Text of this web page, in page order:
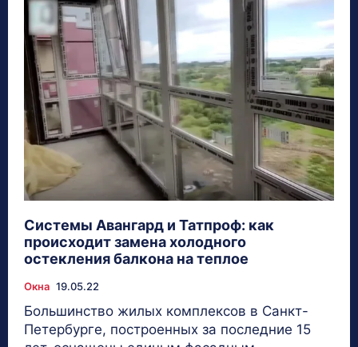
Системы Авангард и Татпроф: как
происходит замена холодного
остекления балкона на теплое
Окна 19.05.22
Большинство жилых комплексов в Санкт-
Петербурге, построенных за последние 15